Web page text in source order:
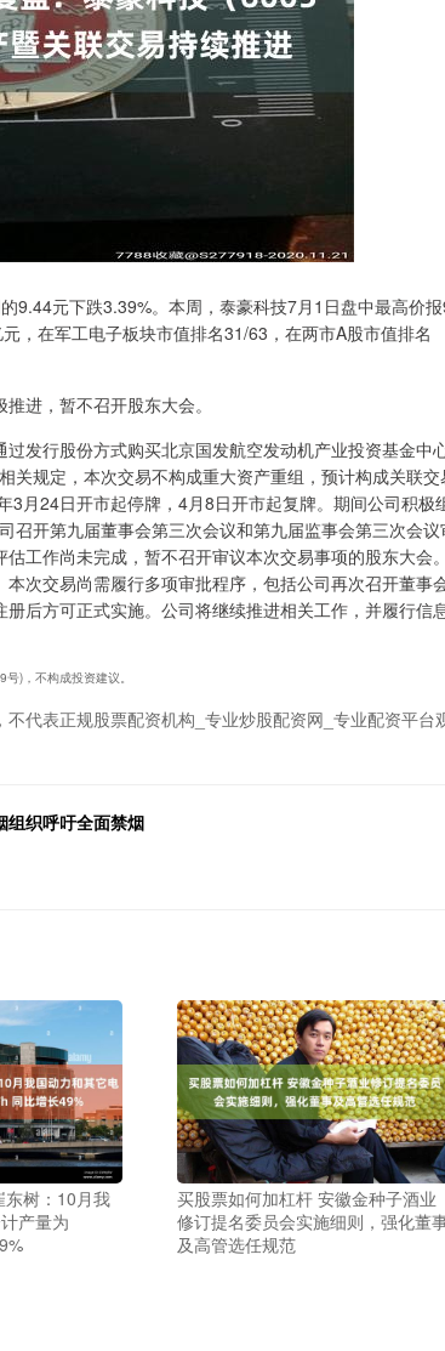
9.44元下跌3.39%。本周，泰豪科技7月1日盘中最高价
，在军工电子板块市值排名31/63，在两市A股市值排名
进，暂不召开股东大会。
发行股份方式购买北京国发航空发动机产业投资基金中
规定，本次交易不构成重大资产重组，预计构成关联交
月24日开市起停牌，4月8日开市起复牌。期间公司积极
开第九届董事会第三次会议和第九届监事会第三次会议
工作尚未完成，暂不召开审议本次交易事项的股东大会
次交易尚需履行多项审批程序，包括公司再次召开董事
后方可正式实施。公司将继续推进相关工作，并履行信
)，不构成投资建议。
不代表正规股票配资机构_专业炒股配资网_专业配资平台
组织呼吁全面禁烟
东树：10月我
产量为
买股票如何加杠杆 安徽金种子酒业
修订提名委员会实施细则，强化董
及高管选任规范